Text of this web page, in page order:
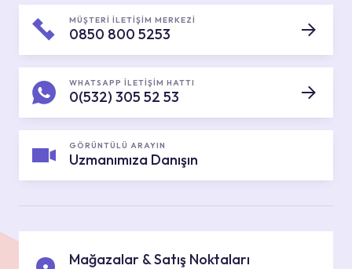
MÜŞTERİ İLETİŞİM MERKEZİ
0850 800 5253
WHATSAPP İLETİŞİM HATTI
0(532) 305 52 53
GÖRÜNTÜLÜ ARAYIN
Uzmanımıza Danışın
Mağazalar & Satış Noktaları